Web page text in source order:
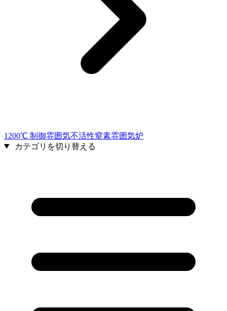
1200℃ 制御雰囲気不活性窒素雰囲気炉
カテゴリを切り替える